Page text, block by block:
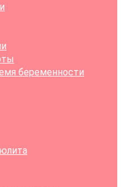
беременности